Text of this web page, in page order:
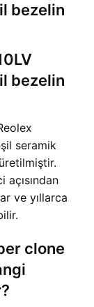
bezelin
bezelin
seramik
açısından
ve yıllarca
clone